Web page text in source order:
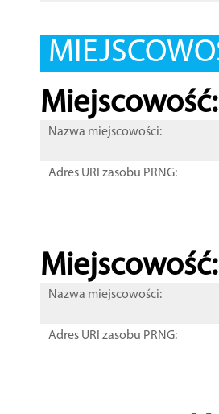
Miejscowość:
Nazwa miejscowości:
Adres URI zasobu PRNG:
Miejscowość:
Nazwa miejscowości:
Adres URI zasobu PRNG: